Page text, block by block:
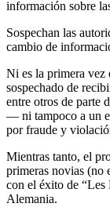
información sobre
Sospechan las
cambio de
Ni es la primera
sospechado de
entre otros de parte
— ni tampoco a un
por fraude y
Mientras tanto, el
primeras novias (no
con el éxito de “Les
Alemania.